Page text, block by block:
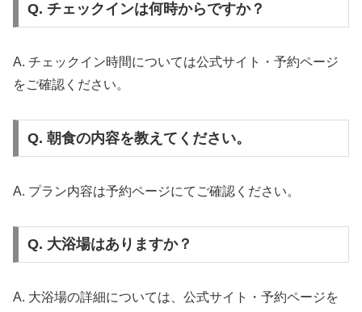
Q. チェックインは何時からですか？
A. チェックイン時間については公式サイト・予約ページ
をご確認ください。
Q. 朝食の内容を教えてください。
A. プラン内容は予約ページにてご確認ください。
Q. 大浴場はありますか？
A. 大浴場の詳細については、公式サイト・予約ページを